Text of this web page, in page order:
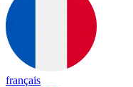
français